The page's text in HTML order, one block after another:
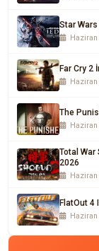
Star
Haziran
Far Cry 2
Haziran
The
Haziran
Total War
2026
FlatOut 4
Haziran